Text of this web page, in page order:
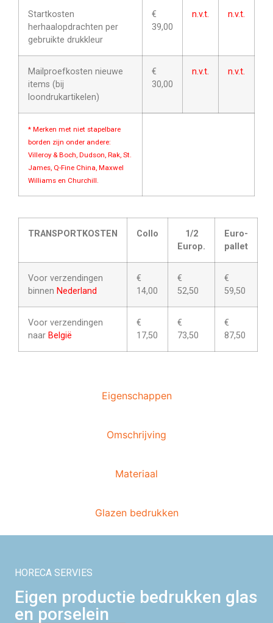
Eigenschappen
Omschrijving
Materiaal
Glazen bedrukken
Startkosten
herhaalopdrachten per
gebruikte drukkleur
€
39,00
n.v.t. n.v.t.
Mailproefkosten nieuwe
items (bij
loondrukartikelen)
€
30,00
n.v.t. n.v.t.
* Merken met niet stapelbare
borden zijn onder andere:
Villeroy & Boch, Dudson, Rak, St.
James, Q-Fine China, Maxwel
Williams en Churchill.
TRANSPORTKOSTEN Collo
1/2
Europ.
Euro-
pallet
Voor verzendingen
binnen Nederland
€
14,00
€
52,50
€
59,50
Voor verzendingen
naar België
€
17,50
€
73,50
€
87,50
HORECA SERVIES
Eigen productie bedrukken glas
en porselein